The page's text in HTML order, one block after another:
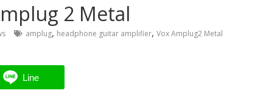
2 Metal
amplug, headphone guitar amplifier, Vox Amplug2 Metal
Line